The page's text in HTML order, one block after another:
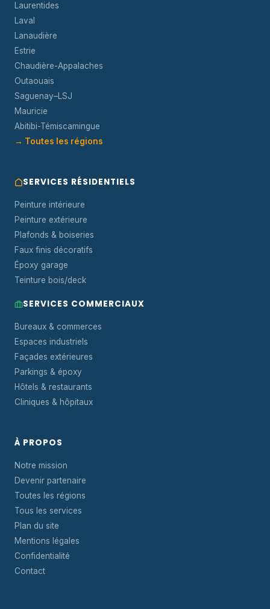
Laurentides
Laval
Lanaudière
Estrie
Chaudière-Appalaches
Outaouais
Saguenay–LSJ
Mauricie
Abitibi-Témiscamingue
→ Toutes les régions
SERVICES RÉSIDENTIELS
Peinture intérieure
Peinture extérieure
Plafonds & boiseries
Faux finis décoratifs
Époxy garage
Teinture bois/deck
SERVICES COMMERCIAUX
Bureaux & commerces
Espaces industriels
Façades extérieures
Parkings & époxy
Hôtels & restaurants
Cliniques & hôpitaux
À PROPOS
Notre mission
Devenir partenaire
Toutes les régions
Tous les services
Plan du site
Mentions légales
Confidentialité
Contact